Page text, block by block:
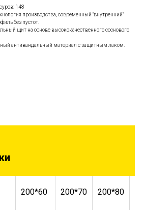
148
производства, современный "внутренний"
без пустот.
щит на основе высококачественного соснового
антивандальный материал с защитным лаком.
200*60 200*70 200*80